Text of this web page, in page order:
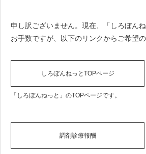
申し訳ございません。現在、「しろぼん
お手数ですが、以下のリンクからご希望
しろぼんねっとTOPページ
「しろぼんねっと」のTOPページです。
調剤診療報酬